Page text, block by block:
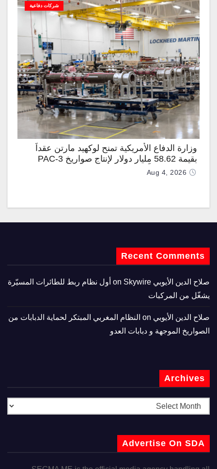
شركات دفاعية
وزارة الدفاع الأمريكية تمنح لوكهيد مارتن عقداً
بقيمة 58.62 مليار دولار لإنتاج صواريخ PAC-3
المطوّرة دعماً لـ “ترسانة الحرية”
Aug 4, 2026
Recent Comments
صلاح الدين الأيوبي
Skywire أول نظام ربط للطائرات المسيّرة
يشغّل من المركبات
صلاح الدين الأيوبي
النظام المغربي المبتكر لحماية الدبابات من
الصواريخ الموجهة و دبابات العدو
Archives
Advertise On SDA